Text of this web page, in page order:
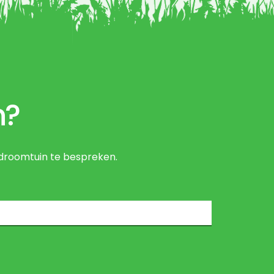
te bespreken.